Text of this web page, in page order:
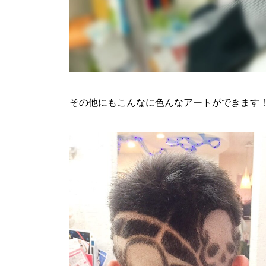
その他にもこんなに色んなアートができます